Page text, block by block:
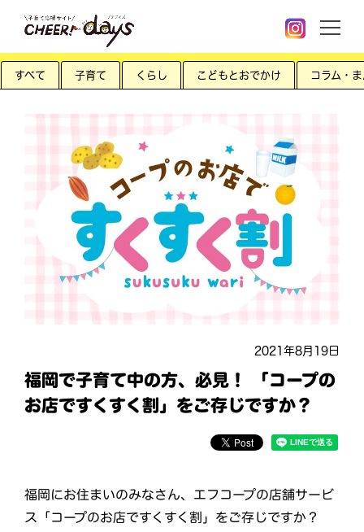
すべて 子育て くらし こどもとおでかけ コラム・
2021年8月19日
福岡で子育て中の方、必見！ 「コープの
お店ですくすく割」をご存じですか？
福岡にお住まいのみなさん、エフコープの店舗サービ
ス「コープのお店ですくすく割」をご存じですか？